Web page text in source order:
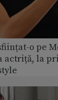
o pe
actriță, la